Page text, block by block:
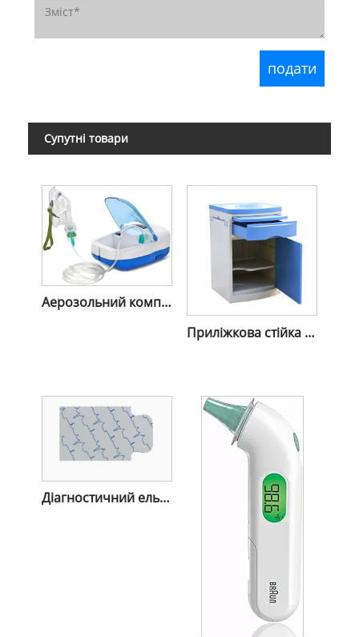
Супутні товари
Аерозольний компресорний небулайзер
Приліжкова стійка для зберігання
Діагностичний ельцетрод